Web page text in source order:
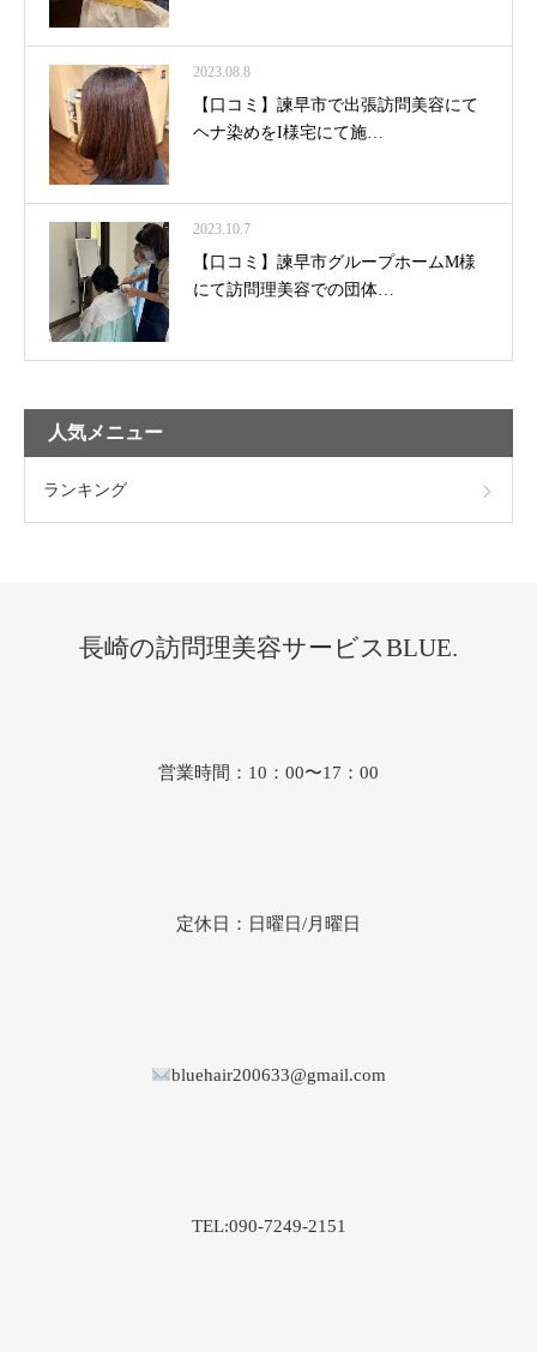
2023.08.8
【口コミ】諫早市で出張訪問美容にて
ヘナ染めをI様宅にて施…
2023.10.7
【口コミ】諫早市グループホームM様
にて訪問理美容での団体…
人気メニュー
ランキング
長崎の訪問理美容サービスBLUE.
営業時間：10：00〜17：00
定休日：日曜日/月曜日
bluehair200633@gmail.com
TEL:090-7249-2151